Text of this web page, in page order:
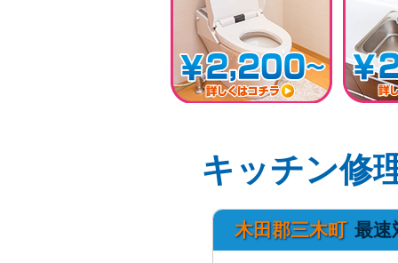
キッチン修
木田郡三木町 最速